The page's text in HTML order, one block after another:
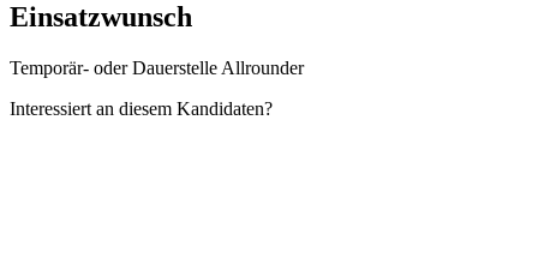
Einsatzwunsch
Temporär- oder Dauerstelle Allrounder
Interessiert an diesem Kandidaten?